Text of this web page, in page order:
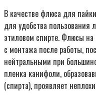
В качестве флюса для
для удобства пользования
этиловом спирте. Флюсы на
с монтажа после работы,
нейтральными при
пленка канифоли,
(спирта), проявляет